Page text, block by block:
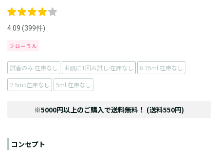
4.09 (399件)
フローラル
試香のみ:在庫なし お肌に1回お試し:在庫なし 0.75ml:在庫なし
2.5ml:在庫なし 5ml:在庫なし
※5000円以上のご購入で送料無料！ (送料550円)
コンセプト